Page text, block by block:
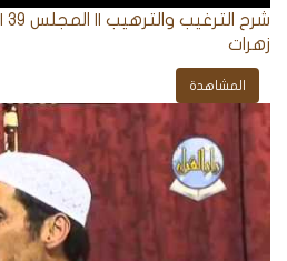
زهرات
المشاهدة